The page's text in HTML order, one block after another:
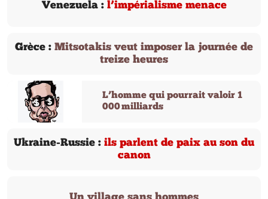
Venezuela : l’impérialisme menace
Grèce : Mitsotakis veut imposer la journée de
treize heures
L’homme qui pourrait valoir 1
000 milliards
Ukraine-Russie : ils parlent de paix au son du
canon